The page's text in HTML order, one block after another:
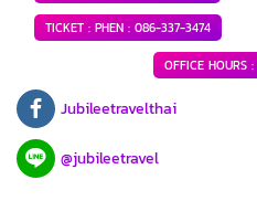
TICKET : PHEN :086-337-3474
OFFICE HOURS :
Jubileetravelthai
@jubileetravel